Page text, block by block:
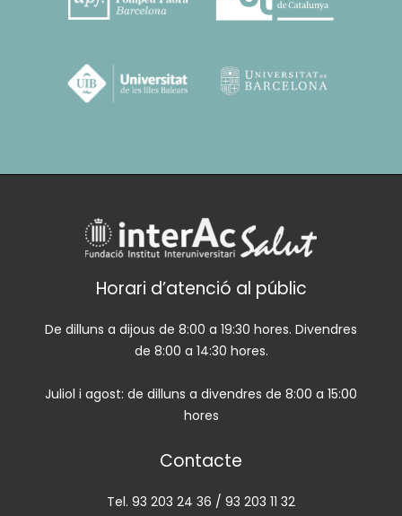
Horari d’atenció al públic
De dilluns a dijous de 8:00 a 19:30 hores. Divendres
de 8:00 a 14:30 hores.
Juliol i agost: de dilluns a divendres de 8:00 a 15:00
hores
Contacte
Tel. 93 203 24 36 / 93 203 11 32